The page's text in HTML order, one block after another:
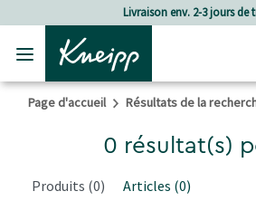
Passer au contenu principal
Passer au contenu du pied de page
Livraison env. 2-3 jours de
Page d'accueil Résultats de la
0 résultat(s)
Produits (0) Articles (0)